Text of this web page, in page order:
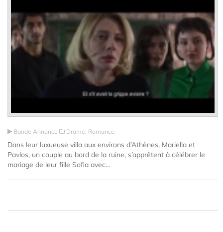
Bande Annonce Drame, Romance
Dans leur luxueuse villa aux environs d’Athènes, Mariella et
Pavlos, un couple au bord de la ruine, s’apprêtent à célébrer le
mariage de leur fille Sofia avec...